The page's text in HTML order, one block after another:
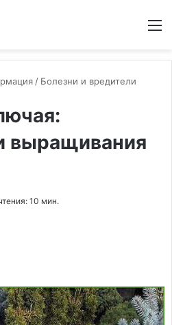
/ Болезни и вредители
выращивания
10 мин.